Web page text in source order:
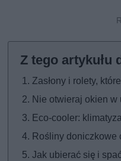
Zasłony i rolety,
Nie otwieraj okien w
Eco-cooler:
Rośliny doniczkowe
Jak ubierać się i